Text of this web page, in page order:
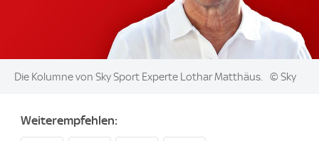
Image:
Die Kolumne von Sky Sport Experte Lothar Matthäus. © Sky
Weiterempfehlen: